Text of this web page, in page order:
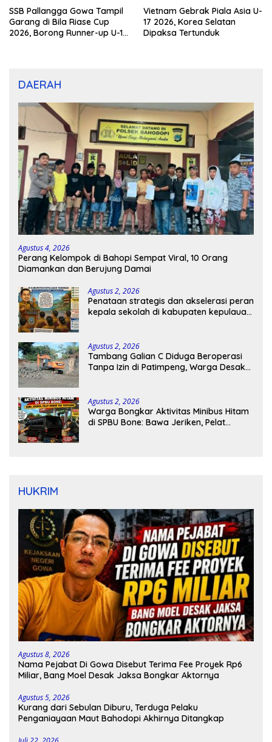
SSB Pallangga Gowa Tampil
Garang di Bila Riase Cup
2026, Borong Runner-up U-10
Vietnam Gebrak Piala Asia U-
17 2026, Korea Selatan
Dipaksa Tertunduk
DAERAH
Agustus 4, 2026
Perang Kelompok di Bahopi Sempat Viral, 10 Orang
Diamankan dan Berujung Damai
Agustus 2, 2026
Penataan strategis dan akselerasi peran
kepala sekolah di kabupaten kepulauan
Agustus 2, 2026
Tambang Galian C Diduga Beroperasi
Tanpa Izin di Patimpeng, Warga Desak
Agustus 2, 2026
Warga Bongkar Aktivitas Minibus Hitam
di SPBU Bone: Bawa Jeriken, Pelat
HUKRIM
Agustus 8, 2026
Nama Pejabat Di Gowa Disebut Terima Fee Proyek Rp6
Miliar, Bang Moel Desak Jaksa Bongkar Aktornya
Agustus 5, 2026
Kurang dari Sebulan Diburu, Terduga Pelaku
Penganiayaan Maut Bahodopi Akhirnya Ditangkap